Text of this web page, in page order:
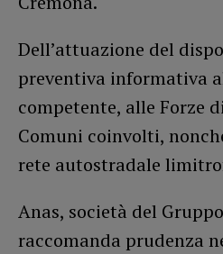
Dell’attuazione del
preventiva informativa
competente, alle Forze
Comuni coinvolti,
rete autostradale
Anas, società del
raccomanda prudenza